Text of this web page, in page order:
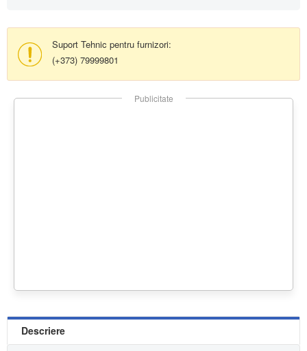
Suport Tehnic pentru furnizori:
(+373) 79999801
Publicitate
Descriere